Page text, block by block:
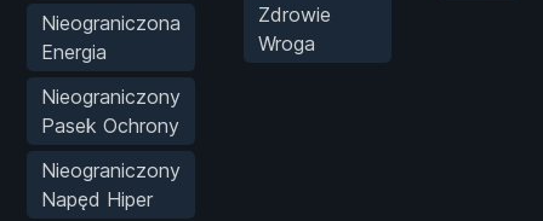
Nieograniczona
Energia
Nieograniczony
Pasek Ochrony
Nieograniczony
Napęd Hiper
Zdrowie
Wroga